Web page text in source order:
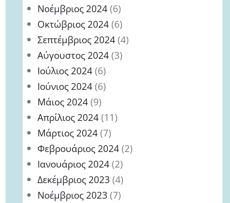
Νοέμβριος 2024(6)
Οκτώβριος 2024(6)
Σεπτέμβριος 2024(4)
Αύγουστος 2024(3)
Ιούλιος 2024(6)
Ιούνιος 2024(6)
Μάιος 2024(9)
Απρίλιος 2024(11)
Μάρτιος 2024(7)
Φεβρουάριος 2024(2)
Ιανουάριος 2024(2)
Δεκέμβριος 2023 (4)
Νοέμβριος 2023 (7)